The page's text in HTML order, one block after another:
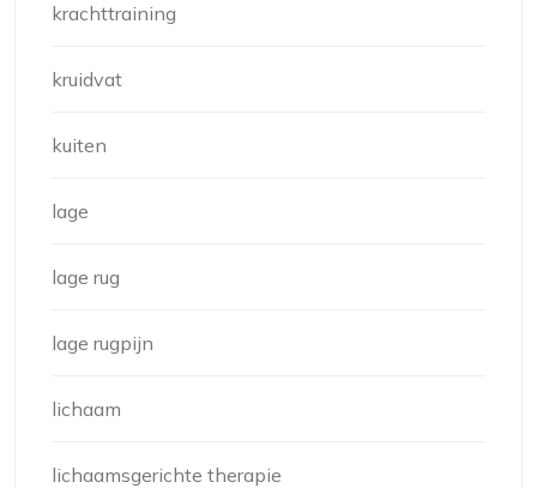
krachttraining
kruidvat
kuiten
lage
lage rug
lage rugpijn
lichaam
lichaamsgerichte therapie